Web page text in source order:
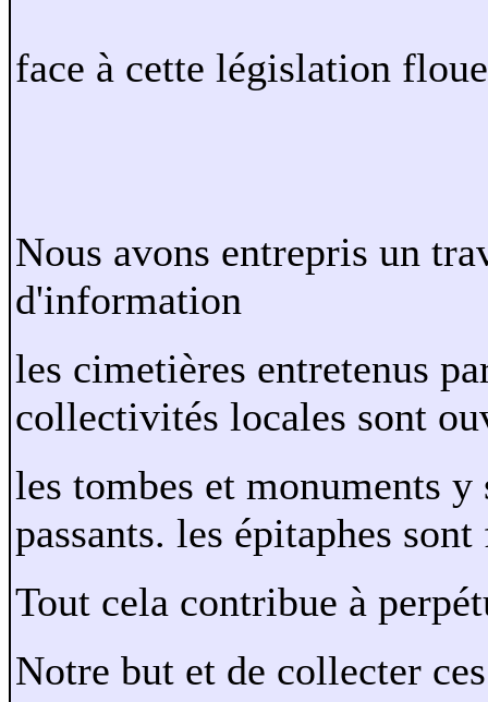
face à cette législation
Nous avons entrepris un
d'information
les cimetières entretenus
collectivités locales sont
les tombes et monuments
passants. les épitaphes
Tout cela contribue à
Notre but et de collecter